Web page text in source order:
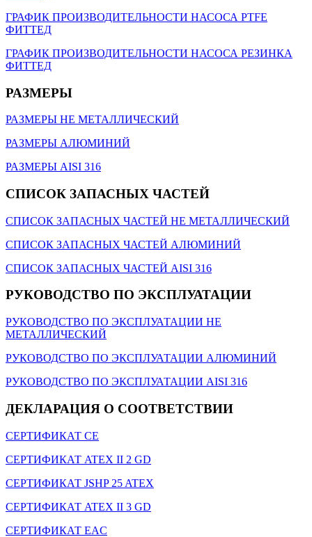
ГРАФИК ПРОИЗВОДИТЕЛЬНОСТИ НАСОСА PTFE
ФИТТЕД
ГРАФИК ПРОИЗВОДИТЕЛЬНОСТИ НАСОСА РЕЗИНКА
ФИТТЕД
РАЗМЕРЫ
РАЗМЕРЫ НЕ МЕТАЛЛИЧЕСКИЙ
РАЗМЕРЫ АЛЮМИНИЙ
РАЗМЕРЫ АISI 316
СПИСОК ЗАПАСНЫХ ЧАСТЕЙ
СПИСОК ЗАПАСНЫХ ЧАСТЕЙ НЕ МЕТАЛЛИЧЕСКИЙ
СПИСОК ЗАПАСНЫХ ЧАСТЕЙ АЛЮМИНИЙ
СПИСОК ЗАПАСНЫХ ЧАСТЕЙ AISI 316
РУКОВОДСТВО ПО ЭКСПЛУАТАЦИИ
РУКОВОДСТВО ПО ЭКСПЛУАТАЦИИ НЕ
МЕТАЛЛИЧЕСКИЙ
РУКОВОДСТВО ПО ЭКСПЛУАТАЦИИ АЛЮМИНИЙ
РУКОВОДСТВО ПО ЭКСПЛУАТАЦИИ AISI 316
ДЕКЛАРАЦИЯ О СООТВЕТСТВИИ
СЕРТИФИКАТ СЕ
СЕРТИФИКАТ ATEX II 2 GD
СЕРТИФИКАТ JSHP 25 ATEX
СЕРТИФИКАТ ATEX II 3 GD
СЕРТИФИКАТ EAC